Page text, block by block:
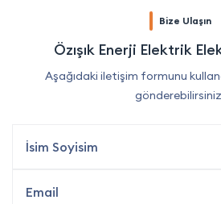
Bize Ulaşın
Özışık Enerji Elektrik
Aşağıdaki iletişim formunu